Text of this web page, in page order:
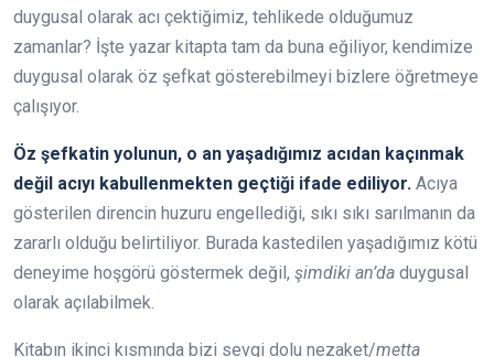
duygusal olarak acı çektiğimiz, tehlikede olduğumuz
zamanlar? İşte yazar kitapta tam da buna eğiliyor, kendimize
duygusal olarak öz şefkat gösterebilmeyi bizlere öğretmeye
çalışıyor.
Öz şefkatin yolunun, o an yaşadığımız acıdan kaçınmak
değil acıyı kabullenmekten geçtiği ifade ediliyor. Acıya
gösterilen direncin huzuru engellediği, sıkı sıkı sarılmanın da
zararlı olduğu belirtiliyor. Burada kastedilen yaşadığımız kötü
deneyime hoşgörü göstermek değil, şimdiki an’da duygusal
olarak açılabilmek.
Kitabın ikinci kısmında bizi sevgi dolu nezaket/metta